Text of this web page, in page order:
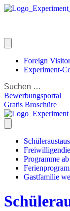
Foreign
Experiment-
Bewerbungsportal
Gratis Broschüre
Programme
Gastfamilie